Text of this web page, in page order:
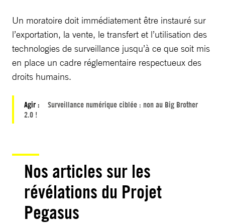
Un moratoire doit immédiatement être instauré sur
l’exportation, la vente, le transfert et l’utilisation des
technologies de surveillance jusqu’à ce que soit mis
en place un cadre réglementaire respectueux des
droits humains.
Agir :
Surveillance numérique ciblée : non au Big Brother
2.0 !
Nos articles sur les
révélations du Projet
Pegasus